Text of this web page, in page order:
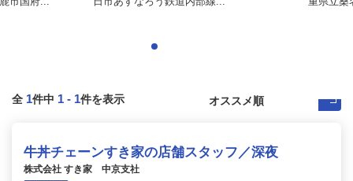
全 1件中 1 - 1件を表示
牛丼チェーンすき家の店舗スタッフ／深夜
株式会社 すき家 中京支社